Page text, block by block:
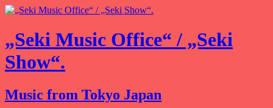
„Seki Music Office“ / „Seki
Show“.
Music from Tokyo Japan